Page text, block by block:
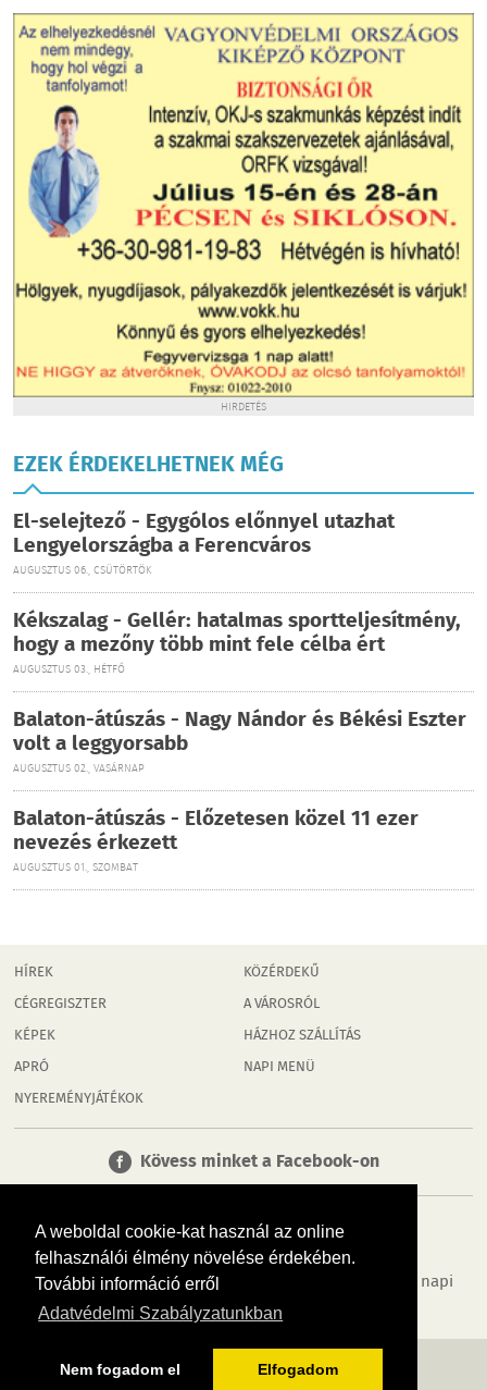
A weboldal cookie-kat használ az online
felhasználói élmény növelése érdekében.
További információ erről
Adatvédelmi Szabályzatunkban
Nem fogadom el Elfogadom
HIRDETÉS
EZEK ÉRDEKELHETNEK MÉG
El-selejtező - Egygólos előnnyel utazhat
Lengyelországba a Ferencváros
AUGUSZTUS 06., CSÜTÖRTÖK
Kékszalag - Gellér: hatalmas sportteljesítmény,
hogy a mezőny több mint fele célba ért
AUGUSZTUS 03., HÉTFŐ
Balaton-átúszás - Nagy Nándor és Békési Eszter
volt a leggyorsabb
AUGUSZTUS 02., VASÁRNAP
Balaton-átúszás - Előzetesen közel 11 ezer
nevezés érkezett
AUGUSZTUS 01., SZOMBAT
HÍREK
CÉGREGISZTER
KÉPEK
APRÓ
NYEREMÉNYJÁTÉKOK
KÖZÉRDEKŰ
A VÁROSRÓL
HÁZHOZ SZÁLLÍTÁS
NAPI MENÜ
Kövess minket a Facebook-on
Tudj meg többet városodról! Hírek, programok, képek, napi
menü, cégek…. és minden, ami onlinePécs
MÉDIAAJÁNLÓ ADATVÉDELEM IMPRESSZUM RÓLUNK